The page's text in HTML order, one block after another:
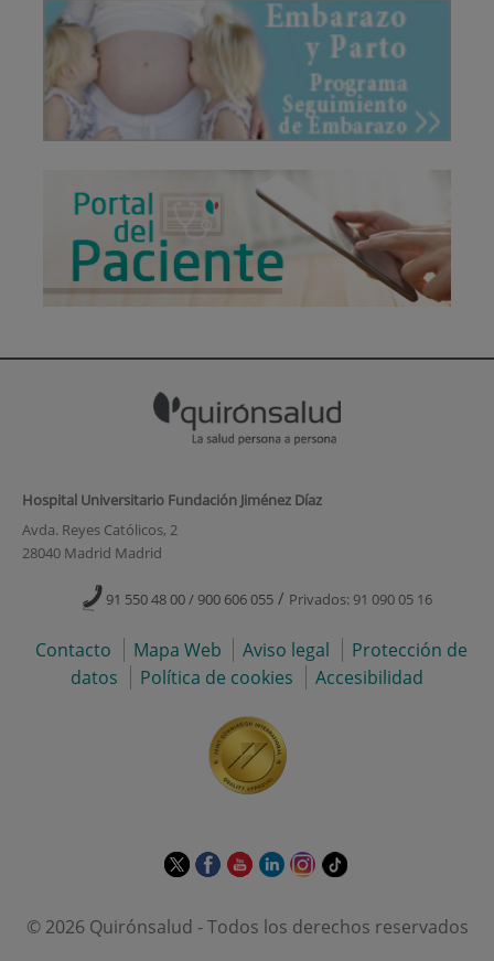
Hospital Universitario Fundación Jiménez Díaz
Avda. Reyes Católicos, 2
28040 Madrid Madrid
91 550 48 00 / 900 606 055 / Privados: 91 090 05 16
Contacto Mapa Web Aviso legal
Protección de
datos
Política de cookies Accesibilidad
Este
abrirá
Este
abrirá
Este
abrirá
Este
abrirá
Este
abrirá
Enlace
aplicación
© 2026 Quirónsalud - Todos los derechos reservados